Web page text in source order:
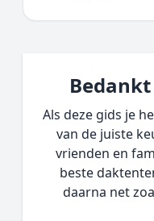
Als deze gids je
van de juiste
vrienden en
beste
daarna net